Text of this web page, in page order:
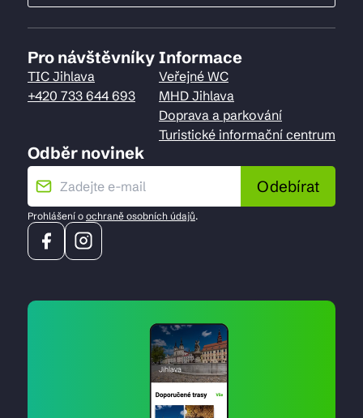
Pro návštěvníky
TIC Jihlava
+420 733 644 693
Informace
Veřejné WC
MHD Jihlava
Doprava a parkování
Turistické informační centrum
Odběr novinek
Odebírat
Prohlášení o ochraně osobních údajů.